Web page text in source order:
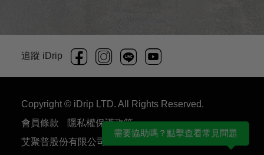
追蹤 iDrip
Copyright © iDrip LTD. All Rights Reserved.
會員條款
隱私權保護政策
艾聚普股份有限公司 54930707